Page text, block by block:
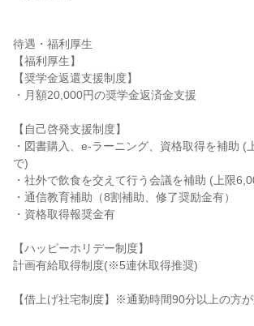
待遇・福利厚生
【福利厚生】
【奨学金返還支援制度】
・月額20,000円の奨学金返済金支援
【自己啓発支援制度】
・図書購入、e-ラーニング、資格取得を補助 (
で)
・社外で飲食を交えて行う会議を補助 (上限
・通信教育補助（8割補助、修了奨励金有）
・資格取得報奨金有
【ハッピーホリデー制度】
計画有給取得制度(※5連休取得推奨)
【借上げ社宅制度】※通勤時間90分以上の方